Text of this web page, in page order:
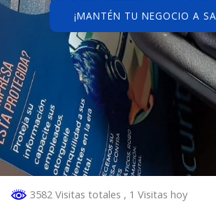
¡MANTÉN TU NEGOCIO A
3582 Visitas totales , 1 Visitas hoy